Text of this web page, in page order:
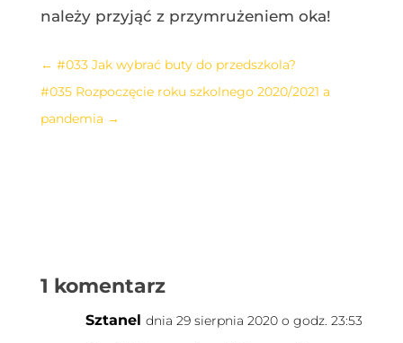
należy przyjąć z przymrużeniem oka!
← #033 Jak wybrać buty do przedszkola?
#035 Rozpoczęcie roku szkolnego 2020/2021 a
pandemia →
1 komentarz
Sztanel dnia 29 sierpnia 2020 o godz. 23:53